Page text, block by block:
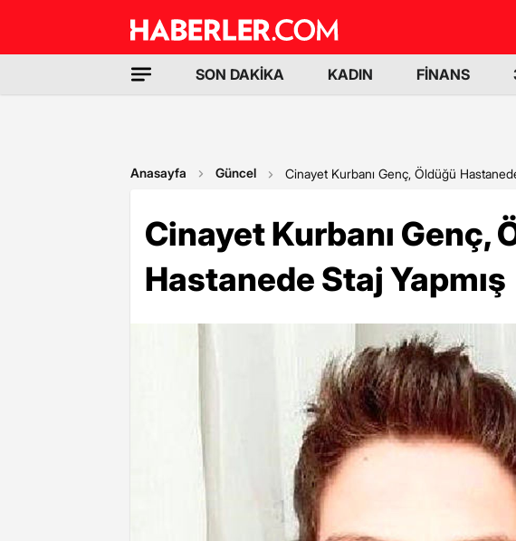
SON DAKİKA KADIN FİNANS
Anasayfa Güncel Cinayet Kurbanı Genç, Öldüğü
Cinayet Kurbanı Genç,
Hastanede Staj Yapmış